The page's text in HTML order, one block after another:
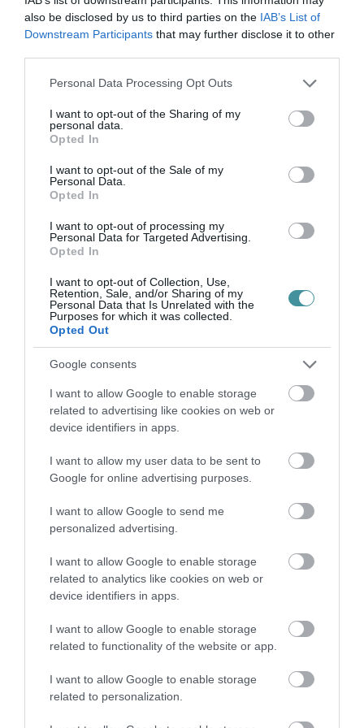
also be disclosed by us to third parties on the IAB’s List of
Downstream Participants that may further disclose it to other
Please note that this website/app uses one or more Google
not limited to your visit or usage behaviour. You may click to
grant or deny consent to Google and its third-party tags to
use your data for below specified purposes in below Google
consent section.
Personal Data Processing Opt Outs
I want to opt-out of the Sharing of my
personal data.
Opted In
I want to opt-out of the Sale of my
Personal Data.
Opted In
I want to opt-out of processing my
Personal Data for Targeted Advertising.
Opted In
I want to opt-out of Collection, Use,
Retention, Sale, and/or Sharing of my
Personal Data that Is Unrelated with the
Purposes for which it was collected.
Opted Out
Google consents
I want to allow Google to enable storage
related to advertising like cookies on web or
device identifiers in apps.
I want to allow my user data to be sent to
Google for online advertising purposes.
I want to allow Google to send me
personalized advertising.
I want to allow Google to enable storage
related to analytics like cookies on web or
device identifiers in apps.
I want to allow Google to enable storage
related to functionality of the website or app.
I want to allow Google to enable storage
related to personalization.
TELJES SZAKÍTÁS JÖN A...
TATA ELBŰVÖLŐ LÁTVÁNYOSSÁGAI,
TELJESEN ÚJRAINDUL A P...
2026. augusztus 07|Mindenki ügye
TANULJ NÉMETÜL OTTHONRÓL: A
2026. augusztus 07|Promóció
ÚJRAINDULNAK A KORÁBBAN
LEÁLLÍTOTT SZOLGÁLTATÁSOK AZ EGRI...
TÍZ ÉVE NEM VOLT ILYEN ALACSONY AZ
2026. augusztus 07|Mindenki ügye